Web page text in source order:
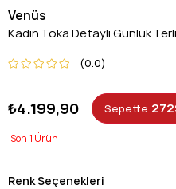
Venüs
Kadın Toka Detaylı Günlük
0.0
₺4.199,90 Sepette
1
Renk Seçenekleri